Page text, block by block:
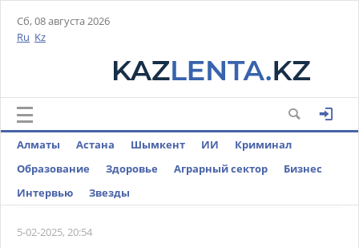
Сб, 08 августа 2026
Ru Kz
Алматы Астана Шымкент ИИ
Криминал
Образование
Здоровье Аграрный сектор
Бизнес
Интервью
Звезды
5-02-2025, 20:54